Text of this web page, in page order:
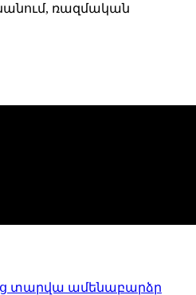
ռազմական
տարվա ամենաբարձր